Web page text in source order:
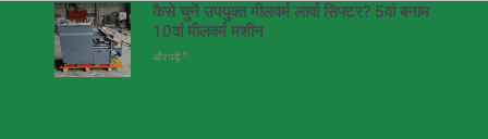
कैसे चुनें उपयुक्त मीलवर्म लार्वा सिफ्टर? 5वां बनाम
10वां मीलवर्म मशीन
और पढ़ें "